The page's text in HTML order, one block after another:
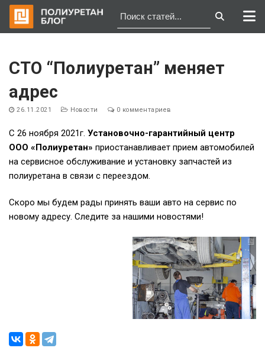
содержимому
СТО “Полиуретан” меняет
адрес
26.11.2021 Новости 0 комментариев
С 26 ноября 2021г. Установочно-гарантийный центр
ООО «Полиуретан» приостанавливает прием автомобилей
на сервисное обслуживание и установку запчастей из
полиуретана в связи с переездом.
Скоро мы будем рады принять ваши авто на сервис по
новому адресу. Следите за нашими новостями!